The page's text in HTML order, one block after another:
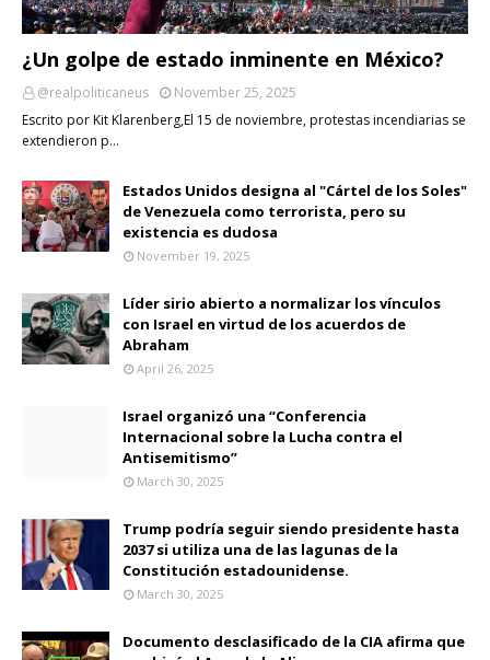
¿Un golpe de estado inminente en México?
@realpoliticaneus
November 25, 2025
Escrito por Kit Klarenberg,El 15 de noviembre, protestas incendiarias se
extendieron p…
Estados Unidos designa al "Cártel de los Soles"
de Venezuela como terrorista, pero su
existencia es dudosa
November 19, 2025
Líder sirio abierto a normalizar los vínculos
con Israel en virtud de los acuerdos de
Abraham
April 26, 2025
Israel organizó una “Conferencia
Internacional sobre la Lucha contra el
Antisemitismo”
March 30, 2025
Trump podría seguir siendo presidente hasta
2037 si utiliza una de las lagunas de la
Constitución estadounidense.
March 30, 2025
Documento desclasificado de la CIA afirma que